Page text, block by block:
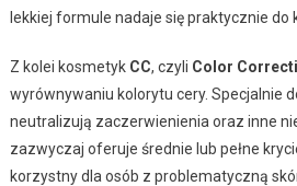
lekkiej formule nadaje się praktycznie do
Z kolei kosmetyk CC, czyli Color
wyrównywaniu kolorytu cery. Specjalnie
neutralizują zaczerwienienia oraz inne
zazwyczaj oferuje średnie lub pełne
korzystny dla osób z problematyczną